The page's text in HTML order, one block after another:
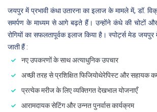
जयपुर में प्रभावी कंधा उतारना का इलाज के मामले में, डॉ.
समर्पण के माध्यम से आगे बढ़ते हैं। उन्होंने कंधे की चोटों
रोगियों का सफलतापूर्वक इलाज किया है। स्पोर्ट्स मेड जयपुर
जाती हैं :
नए उपकरणों के साथ अत्याधुनिक उपचार
अच्छी तरह से प्रशिक्षित फिजियोथेरेपिस्ट और सहायक
प्रत्येक मरीज के लिए व्यक्तिगत देखभाल योजनाएँ
आरामदायक सेटिंग और उन्नत पुनर्वास कार्यक्रम